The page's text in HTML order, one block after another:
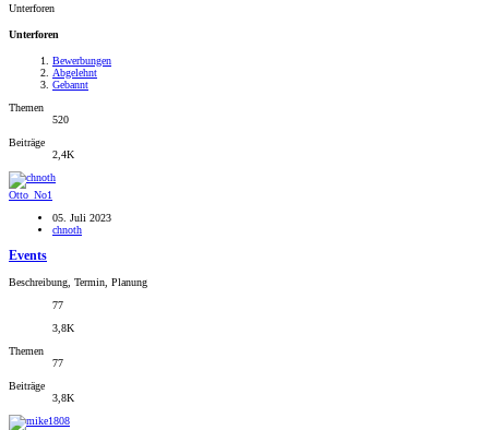
Unterforen
Unterforen
Bewerbungen
Abgelehnt
Gebannt
Themen
520
Beiträge
2,4K
Otto_No1
05. Juli 2023
chnoth
Events
Beschreibung, Termin, Planung
77
3,8K
Themen
77
Beiträge
3,8K